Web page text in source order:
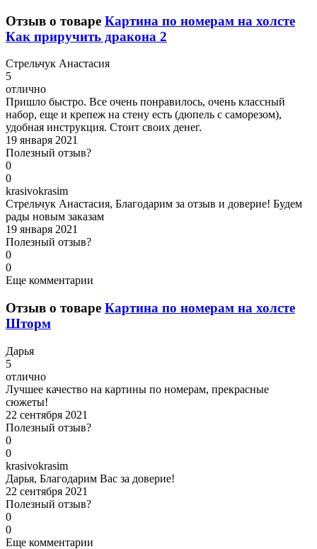
Отзыв о товаре Картина по номерам на холсте
Как приручить дракона 2
Стрельчук Анастасия
5
отлично
Пришло быстро. Все очень понравилось, очень классный
набор, еще и крепеж на стену есть (дюпель с саморезом),
удобная инструкция. Стоит своих денег.
19 января 2021
Полезный отзыв?
0
0
krasivokrasim
Стрельчук Анастасия, Благодарим за отзыв и доверие! Будем
рады новым заказам
19 января 2021
Полезный отзыв?
0
0
Еще комментарии
Отзыв о товаре Картина по номерам на холсте
Шторм
Дарья
5
отлично
Лучшее качество на картины по номерам, прекрасные
сюжеты!
22 сентября 2021
Полезный отзыв?
0
0
krasivokrasim
Дарья, Благодарим Вас за доверие!
22 сентября 2021
Полезный отзыв?
0
0
Еще комментарии